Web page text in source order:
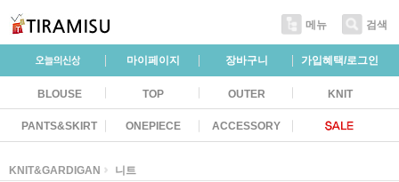
메뉴 검색
마이페이지 장바구니 가입혜택/로그인
BLOUSE TOP OUTER KNIT
PANTS&SKIRT ONEPIECE ACCESSORY
KNIT&GARDIGAN
니트